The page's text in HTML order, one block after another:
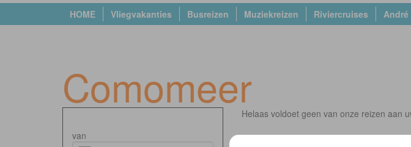
HOME Vliegvakanties Busreizen Muziekreizen Riviercruises André
Comomeer
van
Helaas voldoet geen van onze reizen aan